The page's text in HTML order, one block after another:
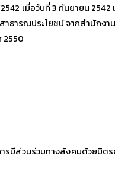
เมื่อวันที่ 3 กันยายน 2542
าธารณประโยชน์ จากสำนักง
2550
รมีส่วนร่วมทางสังคมด้วยมิต